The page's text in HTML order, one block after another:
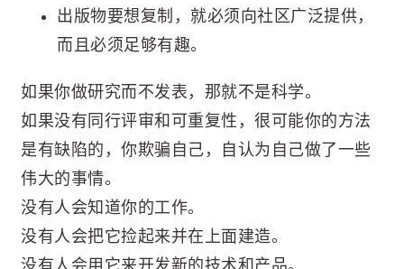
出版物要想复制，就必须向社区广泛提供，
而且必须足够有趣。
如果你做研究而不发表，那就不是科学。
如果没有同行评审和可重复性，很可能你的方法
是有缺陷的，你欺骗自己，自认为自己做了一些
伟大的事情。
没有人会知道你的工作。
没有人会把它捡起来并在上面建造。
没有人会用它来开发新的技术和产品。